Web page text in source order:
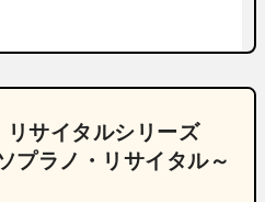
サイタルシリーズ
プラノ・リサイタル～